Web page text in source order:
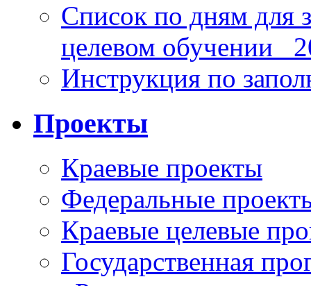
Список по дням для
целевом обучении_
Инструкция по
Проекты
Краевые проекты
Федеральные
Краевые целевые
Государственная